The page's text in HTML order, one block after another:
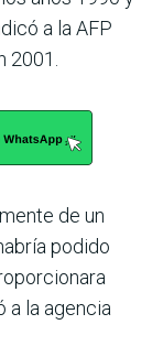
a la AFP
2001.
de un
podido
a la agencia